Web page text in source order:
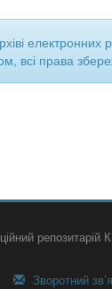
електронних
всі права
Зворотний